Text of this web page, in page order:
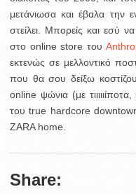
μετάνιωσα και έβαλα την
στείλει. Μπορείς και εσύ
στο online store του
εκτενώς σε μελλοντικό
που θα σου δείξω
online ψώνια (με
του true hardcore
ZARA home.
Share: